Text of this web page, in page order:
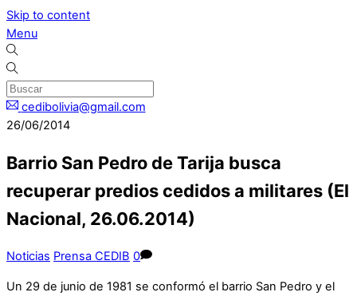
Skip to content
Menu
cedibolivia@gmail.com
26/06/2014
Barrio San Pedro de Tarija busca
recuperar predios cedidos a militares (El
Nacional, 26.06.2014)
Noticias Prensa CEDIB 0
Un 29 de junio de 1981 se conformó el barrio San Pedro y el